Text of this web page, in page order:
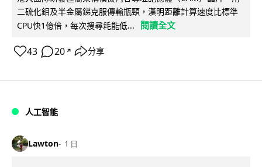
二硫化鉬及半金屬銻克服傳輸瓶頸，漢明距離計算速度比標準
CPU快1億倍，每次搜尋耗能低...
閱讀全文
43 20 ↗ 分享
人工智能
Lawton 1 日